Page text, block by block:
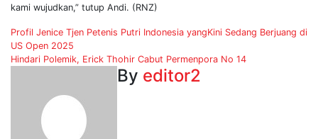
kami wujudkan,” tutup Andi. (RNZ)
Post
navigation
Profil Jenice Tjen Petenis Putri Indonesia yangKini Sedang Berjuang di
US Open 2025
Hindari Polemik, Erick Thohir Cabut Permenpora No 14
By editor2